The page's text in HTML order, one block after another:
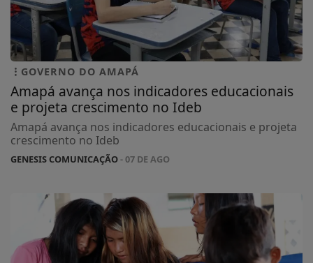
GOVERNO DO AMAPÁ
Amapá avança nos indicadores educacionais
e projeta crescimento no Ideb
Amapá avança nos indicadores educacionais e projeta
crescimento no Ideb
GENESIS COMUNICAÇÃO- 07 DE AGO